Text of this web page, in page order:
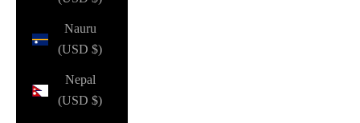
Nauru
(USD $)
Nepal
(USD $)